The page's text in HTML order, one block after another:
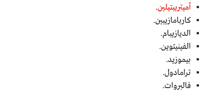
أميتريبتيلين.
كاربامازيبين.
الديازيبام.
الفينيتوين.
بيموزيد.
ترامادول.
فالبروات.